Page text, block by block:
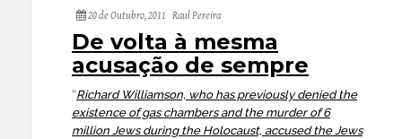
20 de Outubro, 2011 Raul Pereira
De volta à mesma
acusação de sempre
“Richard Williamson, who has previously denied the
existence of gas chambers and the murder of 6
million Jews during the Holocaust, accused the Jews